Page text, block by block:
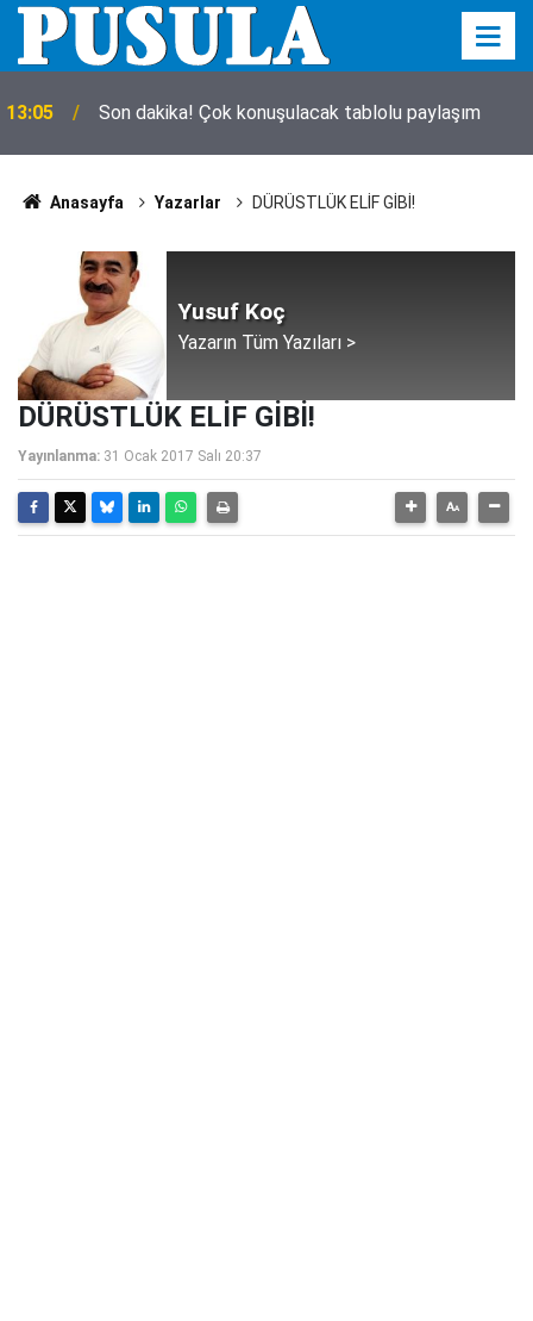
13:05 Son dakika! Çok konuşulacak tablolu paylaşım
Anasayfa Yazarlar DÜRÜSTLÜK ELİF GİBİ!
Yusuf Koç
Yazarın Tüm Yazıları >
DÜRÜSTLÜK ELİF GİBİ!
Yayınlanma: 31 Ocak 2017 Salı 20:37